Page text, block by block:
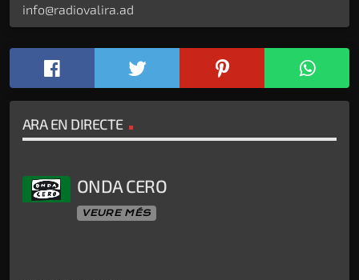
info@radiovalira.ad
ARA EN DIRECTE
ONDA CERO
VEURE MÉS